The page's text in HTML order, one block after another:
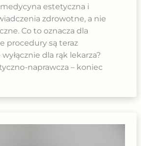
estetyczna i
zdrowotne, a nie
Co to oznacza dla
procedury są teraz
dla rąk lekarza?
naprawcza – koniec